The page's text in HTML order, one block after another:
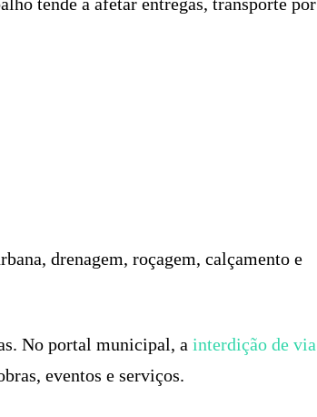
drenagem, roçagem, calçamento e
No portal municipal, a interdição de via
eventos e serviços.